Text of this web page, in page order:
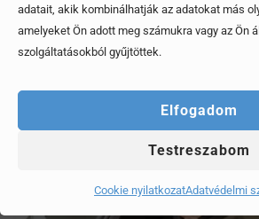
adatait, akik kombinálhatják az adatokat más
amelyeket Ön adott meg számukra vagy az Ön
szolgáltatásokból gyűjtöttek.
Elfogadom
Testreszabom
Cookie nyilatkozatAdatvédelmi
Érdekel, elolvasom